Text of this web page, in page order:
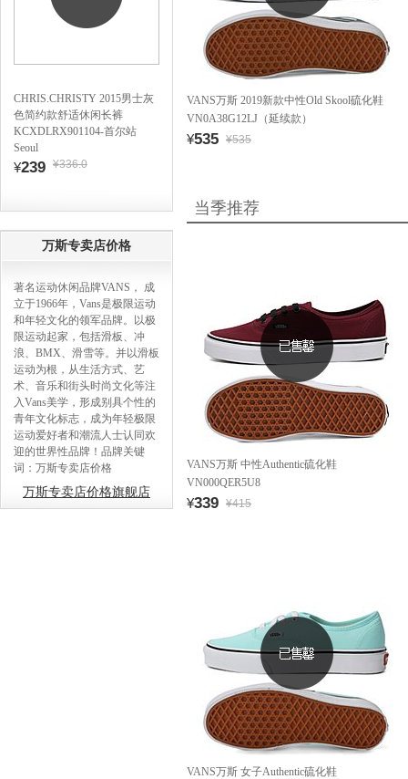
CHRIS.CHRISTY 2015男士灰
色简约款舒适休闲长裤
KCXDLRX901104-首尔站
Seoul
¥239 ¥336.0
万斯专卖店价格
著名运动休闲品牌VANS， 成
立于1966年，Vans是极限运动
和年轻文化的领军品牌。以极
限运动起家，包括滑板、冲
浪、BMX、滑雪等。并以滑板
运动为根，从生活方式、艺
术、音乐和街头时尚文化等注
入Vans美学，形成别具个性的
青年文化标志，成为年轻极限
运动爱好者和潮流人士认同欢
迎的世界性品牌！品牌关键
词：万斯专卖店价格
万斯专卖店价格旗舰店
VANS万斯 2019新款中性Old Skool硫化鞋
VN0A38G12LJ（延续款）
¥535 ¥535
当季推荐
VANS万斯 中性Authentic硫化鞋
VN000QER5U8
¥339 ¥415
VANS万斯 女子Authentic硫化鞋